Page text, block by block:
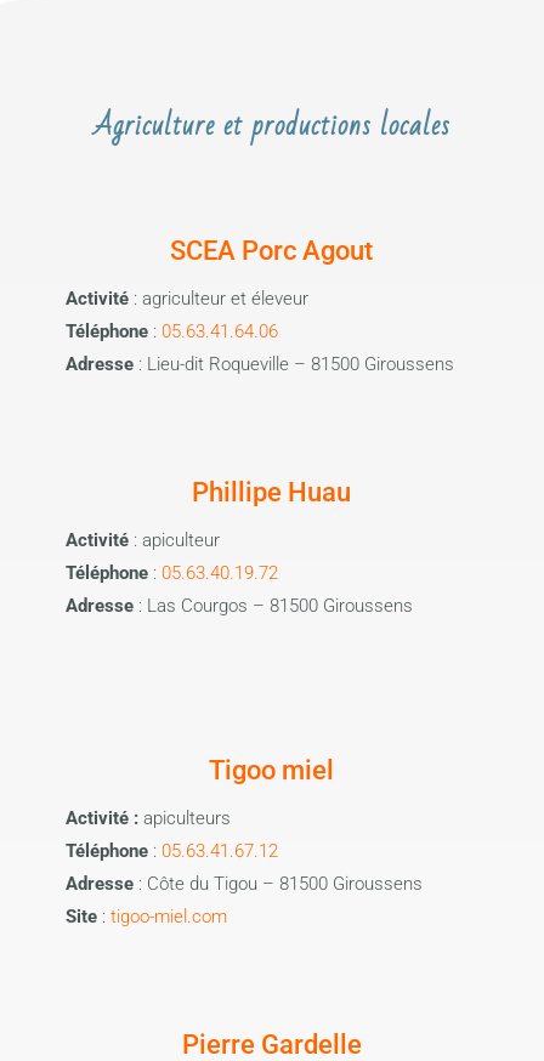
Agriculture et productions locales
SCEA Porc Agout
Activité : agriculteur et éleveur
Téléphone: 05.63.41.64.06
Adresse : Lieu-dit Roqueville – 81500 Giroussens
Phillipe Huau
Activité : apiculteur
Téléphone: 05.63.40.19.72
Adresse : Las Courgos – 81500 Giroussens
Tigoo miel
Activité : apiculteurs
Téléphone: 05.63.41.67.12
Adresse : Côte du Tigou – 81500 Giroussens
Site: tigoo-miel.com
Pierre Gardelle